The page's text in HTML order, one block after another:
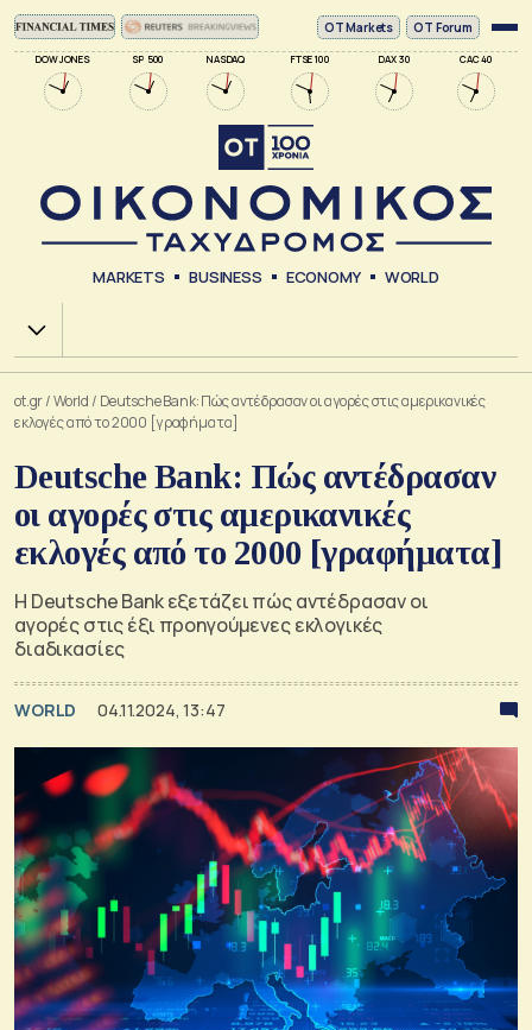
DOW JONES SP 500 NASDAQ FTSE 100 DAX 30 CAC 40
ΟΤ Markets OT Forum
MARKETS BUSINESS ECONOMY WORLD
Χ.Α.
ot.gr/World / Deutsche Bank: Πώς αντέδρασαν οι αγορές στις αμερικανικές
εκλογές από το 2000 [γραφήματα]
Deutsche Bank: Πώς αντέδρασαν
οι αγορές στις αμερικανικές
εκλογές από το 2000 [γραφήματα]
Η Deutsche Bank εξετάζει πώς αντέδρασαν οι
αγορές στις έξι προηγούμενες εκλογικές
διαδικασίες
WORLD 04.11.2024, 13:47